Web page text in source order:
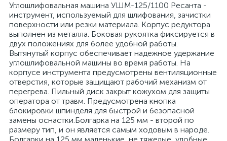
Углошлифовальная машина УШМ-125/1100 Ресанта -
инструмент, используемый для шлифования, зачистки
поверхности или резки материала. Корпус редуктора
выполнен из металла. Боковая рукоятка фиксируется в
двух положениях для более удобной работы.
Вытянутый корпус обеспечивает надежное удержание
углошлифовальной машины во время работы. На
корпусе инструмента предусмотрены вентиляционные
отверстия, которые защищают рабочий механизм от
перегрева. Пильный диск закрыт кожухом для защиты
оператора от травм. Предусмотрена кнопка
блокировки шпинделя для быстрой и безопасной
замены оснастки.Болгарка на 125 мм - второй по
размеру тип, и он является самым ходовым в народе.